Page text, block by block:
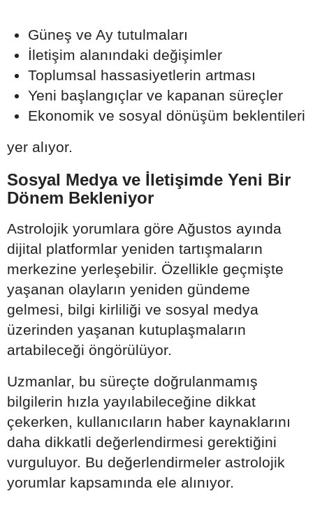
Güneş ve Ay tutulmaları
İletişim alanındaki değişimler
Toplumsal hassasiyetlerin artması
Yeni başlangıçlar ve kapanan süreçler
Ekonomik ve sosyal dönüşüm beklentileri
yer alıyor.
Sosyal Medya ve İletişimde Yeni Bir
Dönem Bekleniyor
Astrolojik yorumlara göre Ağustos ayında
dijital platformlar yeniden tartışmaların
merkezine yerleşebilir. Özellikle geçmişte
yaşanan olayların yeniden gündeme
gelmesi, bilgi kirliliği ve sosyal medya
üzerinden yaşanan kutuplaşmaların
artabileceği öngörülüyor.
Uzmanlar, bu süreçte doğrulanmamış
bilgilerin hızla yayılabileceğine dikkat
çekerken, kullanıcıların haber kaynaklarını
daha dikkatli değerlendirmesi gerektiğini
vurguluyor. Bu değerlendirmeler astrolojik
yorumlar kapsamında ele alınıyor.